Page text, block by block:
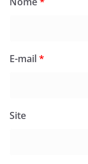
E-mail*
Site